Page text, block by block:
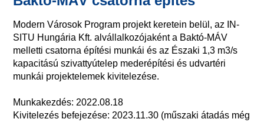
Modern Városok Program projekt keretein belül, az IN-
SITU Hungária Kft. alvállalkozójaként a Baktó-MÁV
melletti csatorna építési munkái és az Északi 1,3 m3/s
kapacitású szivattyútelep mederépítési és udvartéri
munkái projektelemek kivitelezése.
Munkakezdés: 2022.08.18
Kivitelezés befejezése: 2023.11.30 (műszaki átadás még